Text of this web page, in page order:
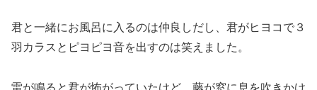
君と一緒にお風呂に入るのは仲良しだし、君がヒヨコで３
羽カラスとピヨピヨ音を出すのは笑えました。
雷が鳴ると君が怖がっていたけど、藤が窓に息を吹きかけ